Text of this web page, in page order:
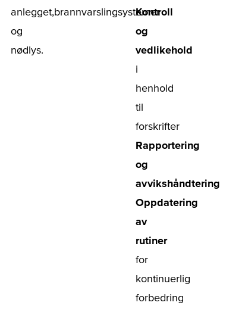
anlegget,brannvarslingsystemer
og
nødlys.
Kontroll
og
vedlikehold
i
henhold
til
forskrifter
Rapportering
og
avvikshåndtering
Oppdatering
av
rutiner
for
kontinuerlig
forbedring